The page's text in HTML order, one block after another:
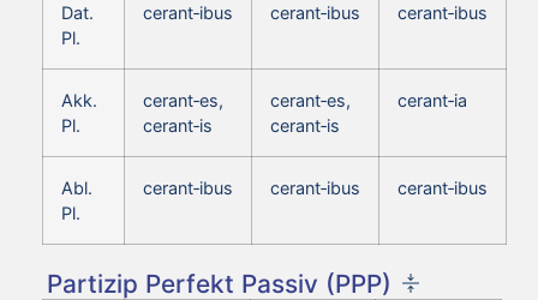
Dat.
Pl.
cerant‑ibus cerant‑ibus cerant‑ibus
Akk.
Pl.
cerant‑es,
cerant‑is
cerant‑es,
cerant‑is
cerant‑ia
Abl.
Pl.
cerant‑ibus cerant‑ibus cerant‑ibus
Partizip Perfekt Passiv (PPP)